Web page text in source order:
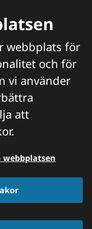
webbplats för
och för
vi använder
att
webbplatsen
Sök
län
i